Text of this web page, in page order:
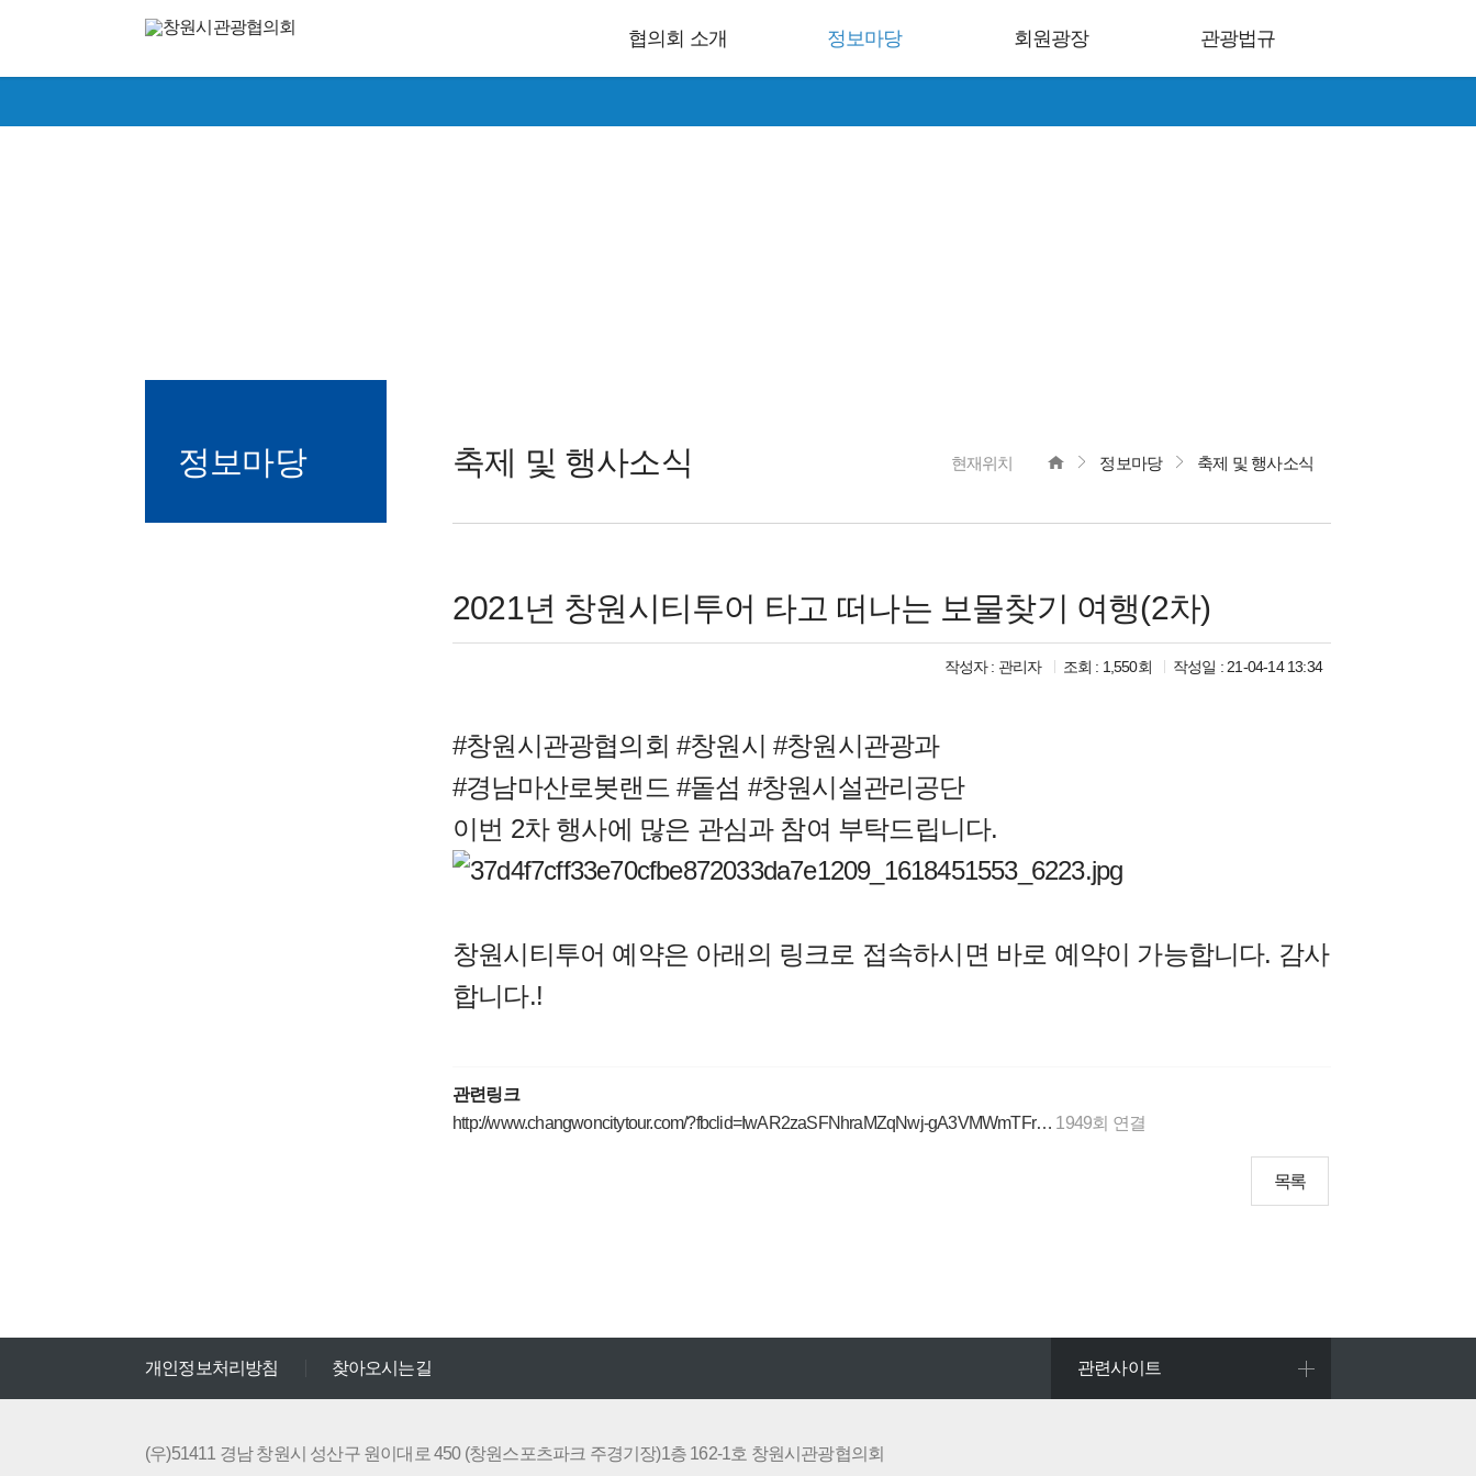
협의회 소개 정보마당 회원광장 관광법규
정보마당 축제 및 행사소식 현재위치 정보마당 축제 및 행사소식
2021년 창원시티투어 타고 떠나는 보물찾기 여행(2차)
작성자 : 관리자 조회 : 1,550회 작성일 : 21-04-14 13:34
#창원시관광협의회 #창원시 #창원시관광과
#경남마산로봇랜드 #돝섬 #창원시설관리공단
이번 2차 행사에 많은 관심과 참여 부탁드립니다.
창원시티투어 예약은 아래의 링크로 접속하시면 바로 예약이 가능합니다. 감사
합니다.!
관련링크
http://www.changwoncitytour.com/?fbclid=IwAR2zaSFNhraMZqNwj-gA3VMWmTFr… 1949회 연결
목록
개인정보처리방침 찾아오시는길 관련사이트
창원시문화관광
(우)51411 경남 창원시 성산구 원이대로 450 (창원스포츠파크 주경기장)1층 162-1호 창원시관광협의회